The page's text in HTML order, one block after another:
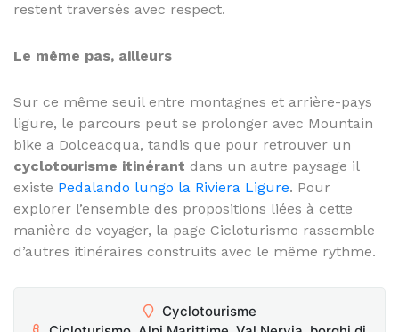
restent traversés avec respect.
Le même pas, ailleurs
Sur ce même seuil entre montagnes et arrière-pays
ligure, le parcours peut se prolonger avec Mountain
bike a Dolceacqua, tandis que pour retrouver un
cyclotourisme itinérant dans un autre paysage il
existe Pedalando lungo la Riviera Ligure. Pour
explorer l’ensemble des propositions liées à cette
manière de voyager, la page Cicloturismo rassemble
d’autres itinéraires construits avec le même rythme.
Cyclotourisme